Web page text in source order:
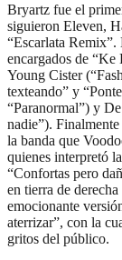
Bryartz fue el
siguieron Eleven,
“Escarlata
encargados de “Ke
Young Cister
texteando” y
“Paranormal”) y
nadie”).
la banda que
quienes interpretó
“Confortas pero
en tierra de
emocionante
aterrizar”, con la
gritos del público.